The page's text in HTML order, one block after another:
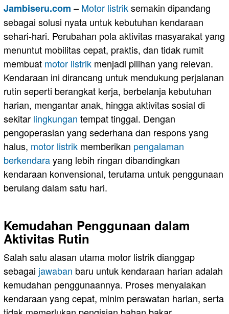
Jambiseru.com – Motor listriksemakin dipandang
sebagai solusi nyata untuk kebutuhan kendaraan
sehari-hari. Perubahan pola aktivitas masyarakat yang
menuntut mobilitas cepat, praktis, dan tidak rumit
membuat motor listrik menjadi pilihan yang relevan.
Kendaraan ini dirancang untuk mendukung perjalanan
rutin seperti berangkat kerja, berbelanja kebutuhan
harian, mengantar anak, hingga aktivitas sosial di
sekitar lingkungan tempat tinggal. Dengan
pengoperasian yang sederhana dan respons yang
halus, motor listrik memberikan pengalaman
berkendarayang lebih ringan dibandingkan
kendaraan konvensional, terutama untuk penggunaan
berulang dalam satu hari.
Kemudahan Penggunaan dalam
Aktivitas Rutin
Salah satu alasan utama motor listrik dianggap
sebagai jawaban baru untuk kendaraan harian adalah
kemudahan penggunaannya. Proses menyalakan
kendaraan yang cepat, minim perawatan harian, serta